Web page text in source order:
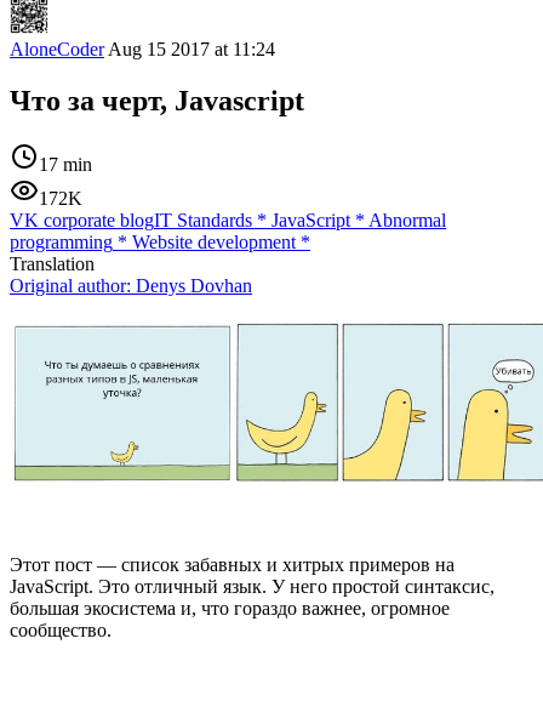
AloneCoderAug 15 2017 at 11:24
Что за черт, Javascript
17 min
172K
VK corporate blogIT Standards * JavaScript * Abnormal
programming * Website development *
Translation
Original author: Denys Dovhan
Этот пост — список забавных и хитрых примеров на
JavaScript. Это отличный язык. У него простой синтаксис,
большая экосистема и, что гораздо важнее, огромное
сообщество.